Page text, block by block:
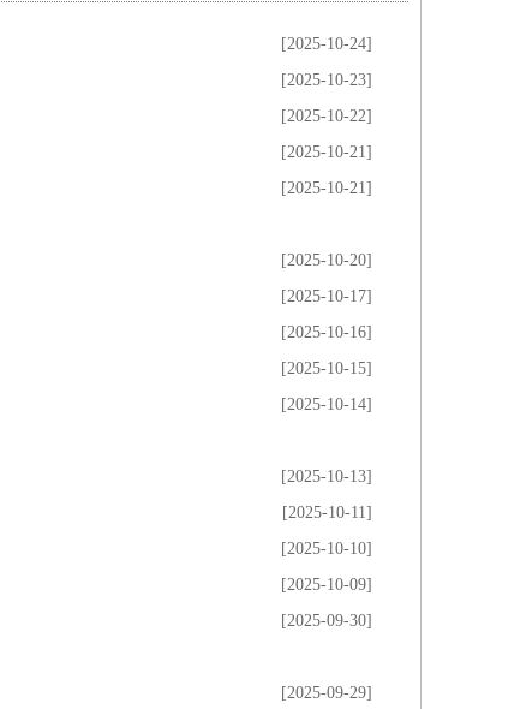
[2025-10-24]
[2025-10-23]
[2025-10-22]
[2025-10-21]
[2025-10-21]
[2025-10-20]
[2025-10-17]
[2025-10-16]
[2025-10-15]
[2025-10-14]
[2025-10-13]
[2025-10-11]
[2025-10-10]
[2025-10-09]
[2025-09-30]
[2025-09-29]